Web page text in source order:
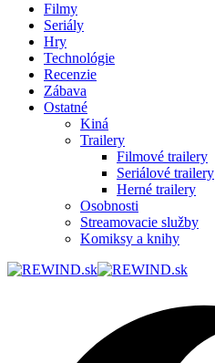
Filmy
Seriály
Hry
Technológie
Recenzie
Zábava
Ostatné
Kiná
Trailery
Filmové trailery
Seriálové trailery
Herné trailery
Osobnosti
Streamovacie služby
Komiksy a knihy